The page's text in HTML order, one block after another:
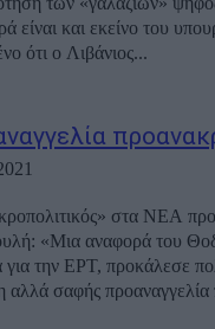
είναι και εκείνο του
ότι ο Λιβάνιος...
στα ΝΕΑ
«Μια αναφορά του
για την ΕΡΤ, προκάλεσε
αλλά σαφής προαναγγελία